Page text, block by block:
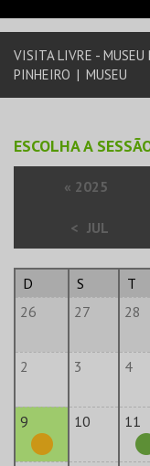
EVENTOS
CARTÕES
VISITA LIVRE - MUSEU
PINHEIRO | MUSEU
ESCOLHA A
« 2025
< JUL
D S T
26
27 28
2 3 4
9 10 11